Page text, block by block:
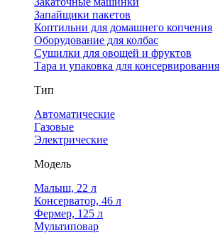
Запайщики пакетов
Коптильни для домашнего копчения
Оборудование для колбас
Сушилки для овощей и фруктов
Тара и упаковка для консервирования
Тип
Автоматические
Газовые
Электрические
Модель
Малыш, 22 л
Консерватор, 46 л
Фермер, 125 л
Мультиповар